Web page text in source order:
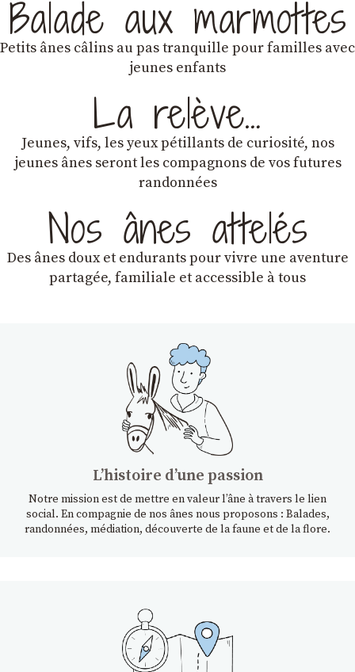
Balade aux marmottes
Petits ânes câlins au pas tranquille pour familles avec
jeunes enfants
La relève…
Jeunes, vifs, les yeux pétillants de curiosité, nos
jeunes ânes seront les compagnons de vos futures
randonnées
Nos ânes attelés
Des ânes doux et endurantspour vivre une aventure
partagée, familiale et accessible à tous
Lʼhistoire dʼune passion
Notre mission est de mettre en valeur l’âne à travers le lien
social. En compagnie de nos ânes nous proposons : Balades,
randonnées, médiation, découverte de la faune et de la flore.